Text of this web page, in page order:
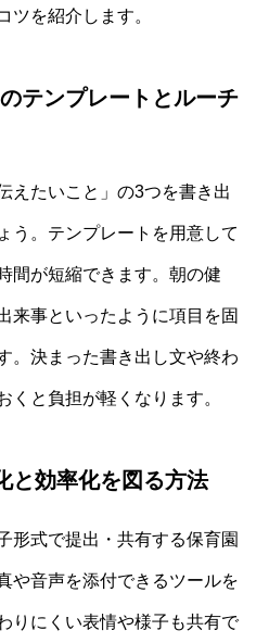
ツを紹介します。
テンプレートとルーチ
えたいこと」の3つを書き出
う。テンプレートを用意して
間が短縮できます。朝の健
来事といったように項目を固
。決まった書き出し文や終わ
くと負担が軽くなります。
と効率化を図る方法
形式で提出・共有する保育園
や音声を添付できるツールを
りにくい表情や様子も共有で